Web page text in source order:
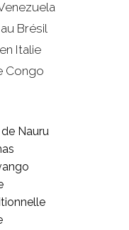
Brésil
Italie
Congo
Nauru